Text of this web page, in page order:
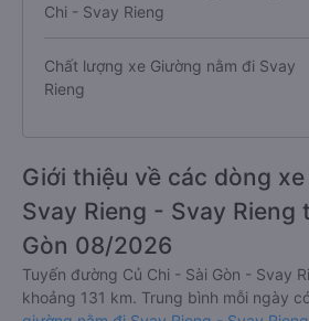
Chi - Svay Rieng
Chất lượng xe Giường nằm đi Svay
Rieng
Giới thiệu về các dòng
Svay Rieng - Svay Rieng
Gòn 08/2026
Tuyến đường Củ Chi - Sài Gòn - Svay
khoảng 131 km. Trung bình mỗi ngày